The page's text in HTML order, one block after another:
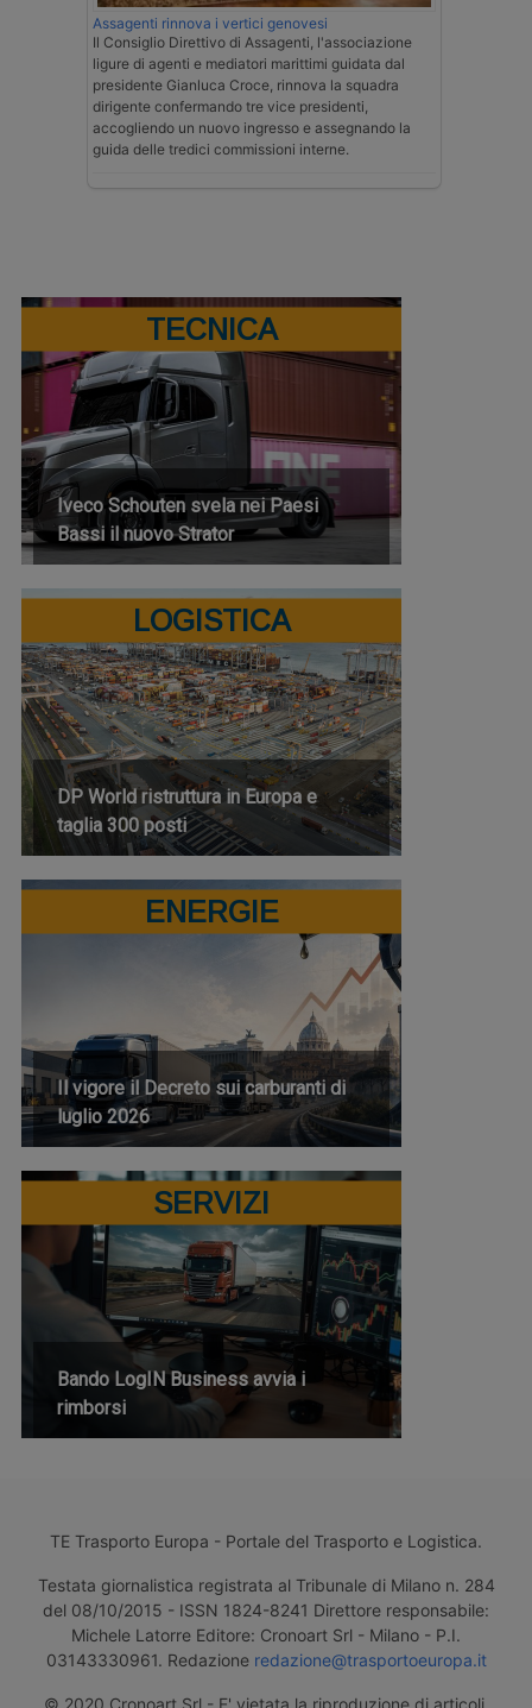
Assagenti rinnova i vertici genovesi
Il Consiglio Direttivo di Assagenti, l'associazione
ligure di agenti e mediatori marittimi guidata dal
presidente Gianluca Croce, rinnova la squadra
dirigente confermando tre vice presidenti,
accogliendo un nuovo ingresso e assegnando la
guida delle tredici commissioni interne.
TECNICA
Iveco Schouten svela nei Paesi
Bassi il nuovo Strator
LOGISTICA
DP World ristruttura in Europa e
taglia 300 posti
ENERGIE
Il vigore il Decreto sui carburanti di
luglio 2026
SERVIZI
Bando LogIN Business avvia i
rimborsi
TE Trasporto Europa - Portale del Trasporto e Logistica.
Testata giornalistica registrata al Tribunale di Milano n. 284
del 08/10/2015 - ISSN 1824-8241 Direttore responsabile:
Michele Latorre Editore: Cronoart Srl - Milano - P.I.
03143330961. Redazione redazione@trasportoeuropa.it
© 2020 Cronoart Srl - E' vietata la riproduzione di articoli,